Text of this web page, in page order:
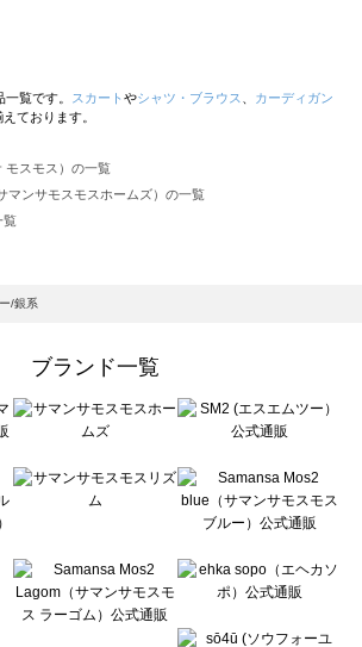
一覧です。 スカート やシャツ・ブラウス
カーディガン
ております。
モスモス）の一覧
マンサモスモスホームズ）の一覧
覧
（ツハルバイサマンサモスモス）の一覧
サモスモス ブルー）の一覧
クラシック）の一覧
ル）の一覧
ブルー）の一覧
）の一覧
/銀系
ブランド一覧